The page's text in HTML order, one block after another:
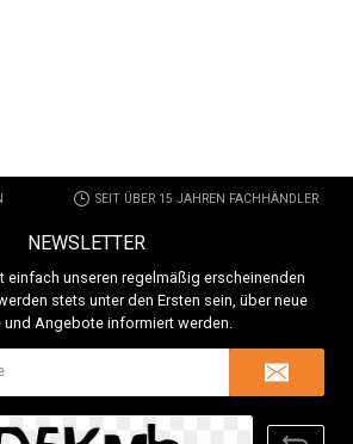
SEIT ÜBER 15 JAHREN FACHHÄNDLER
NEWSLETTER
einfach unseren regelmäßig erscheinenden
stets unter den Ersten sein, über neue
und Angebote informiert werden.